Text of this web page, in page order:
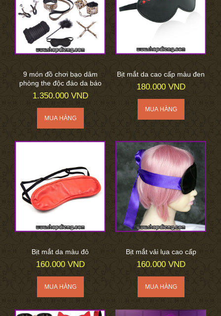
9 món đồ chơi bạo dâm
phòng the độc đáo da báo
1.350.000 VND
Bịt mắt da cao cấp màu đen
180.000 VND
Bịt mắt da màu đỏ
160.000 VND
Bịt mắt vải lụa cao cấp
160.000 VND